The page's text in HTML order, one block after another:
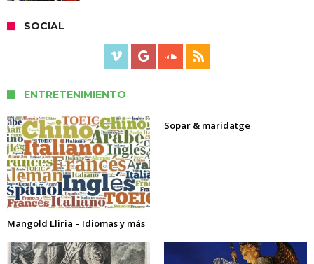
SOCIAL
ENTRETENIMIENTO
Mangold Lliria – Idiomas y más
Sopar & maridatge